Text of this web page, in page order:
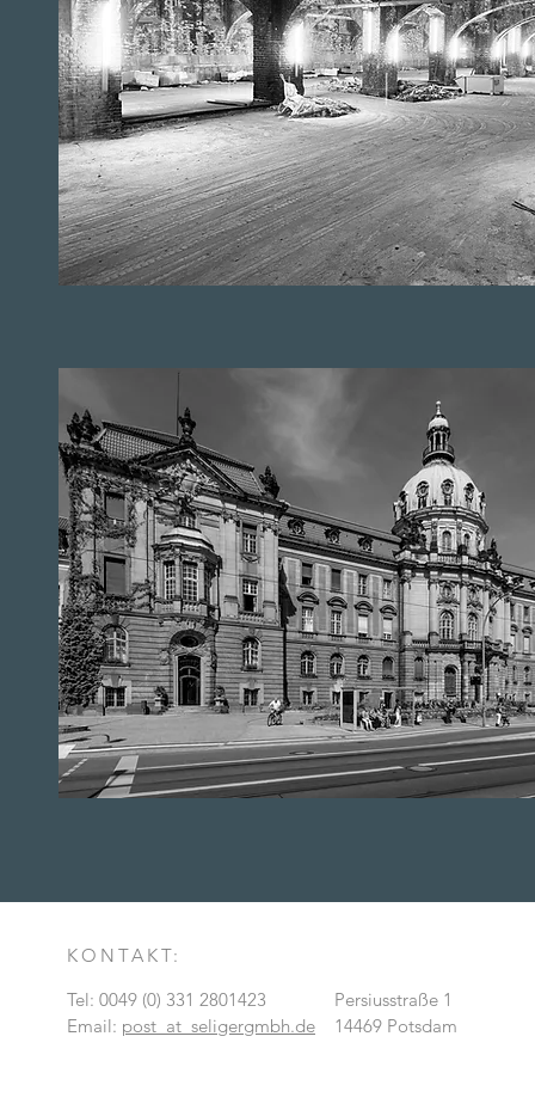
KONTAKT:
Tel: 0049 (0) 331 2801423
Email: post_at_seligergmbh.de
Persiusstraße 1
14469 Potsdam